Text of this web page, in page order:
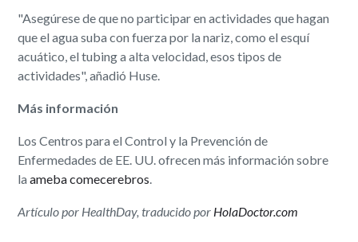
"Asegúrese de que no participar en actividades que hagan
que el agua suba con fuerza por la nariz, como el esquí
acuático, el tubing a alta velocidad, esos tipos de
actividades", añadió Huse.
Más información
Los Centros para el Control y la Prevención de
Enfermedades de EE. UU. ofrecen más información sobre
laameba comecerebros
Artículo por HealthDay, traducido por HolaDoctor.com